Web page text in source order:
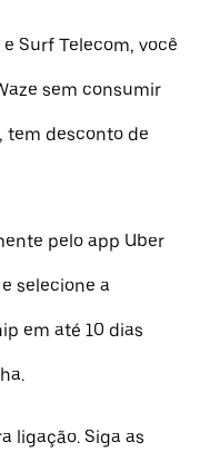
Surf Telecom, você
sem consumir
tem desconto de
pelo app Uber
selecione a
em até 10 dias
ligação. Siga as